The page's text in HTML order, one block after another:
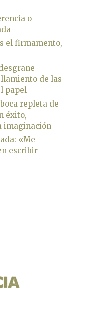
o
el firmamento,
de las
papel
repleta de
éxito,
imaginación
«Me
escribir